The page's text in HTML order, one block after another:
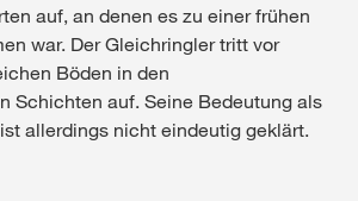
auf, an denen es zu einer frühen
war. Der Gleichringler tritt vor
Böden in den
Schichten auf. Seine Bedeutung als
allerdings nicht eindeutig geklärt.